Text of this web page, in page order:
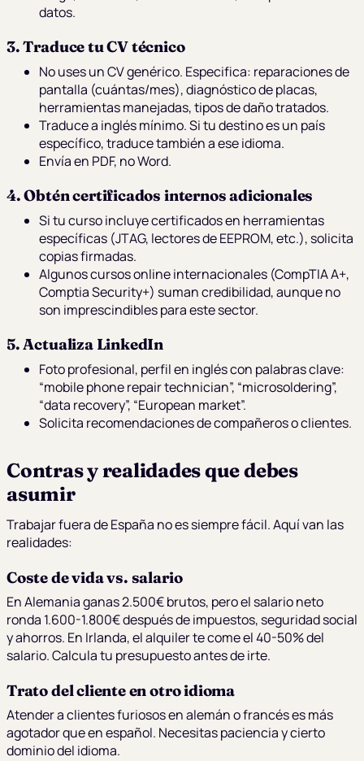
datos.
3. Traduce tu CV técnico
No uses un CV genérico. Especifica: reparaciones de
pantalla (cuántas/mes), diagnóstico de placas,
herramientas manejadas, tipos de daño tratados.
Traduce a inglés mínimo. Si tu destino es un país
específico, traduce también a ese idioma.
Envía en PDF, no Word.
4. Obtén certificados internos adicionales
Si tu curso incluye certificados en herramientas
específicas (JTAG, lectores de EEPROM, etc.), solicita
copias firmadas.
Algunos cursos online internacionales (CompTIA A+,
Comptia Security+) suman credibilidad, aunque no
son imprescindibles para este sector.
5. Actualiza LinkedIn
Foto profesional, perfil en inglés con palabras clave:
“mobile phone repair technician”, “microsoldering”,
“data recovery”, “European market”.
Solicita recomendaciones de compañeros o clientes.
Contras y realidades que debes
asumir
Trabajar fuera de España no es siempre fácil. Aquí van las
realidades:
Coste de vida vs. salario
En Alemania ganas 2.500€ brutos, pero el salario neto
ronda 1.600-1.800€ después de impuestos, seguridad social
y ahorros. En Irlanda, el alquiler te come el 40-50% del
salario. Calcula tu presupuesto antes de irte.
Trato del cliente en otro idioma
Atender a clientes furiosos en alemán o francés es más
agotador que en español. Necesitas paciencia y cierto
dominio del idioma.